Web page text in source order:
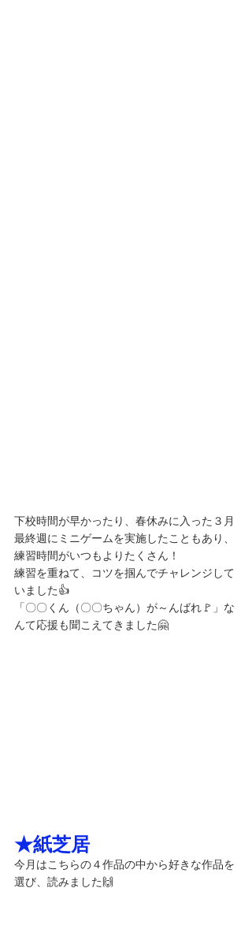
下校時間が早かったり、春休みに入った３月
最終週にミニゲームを実施したこともあり、
練習時間がいつもよりたくさん！
練習を重ねて、コツを掴んでチャレンジして
いました👍
「〇〇くん（〇〇ちゃん）が～んばれ🚩」な
んて応援も聞こえてきました🤗
★紙芝居
今月はこちらの４作品の中から好きな作品を
選び、読みました🙌